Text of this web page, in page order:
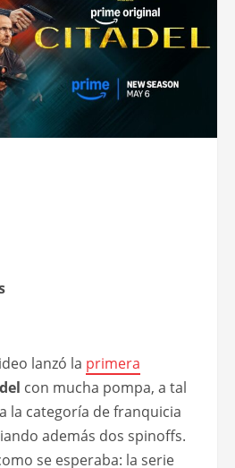
lanzó la primera
con mucha pompa, a tal
la categoría de franquicia
además dos spinoffs.
se esperaba: la serie